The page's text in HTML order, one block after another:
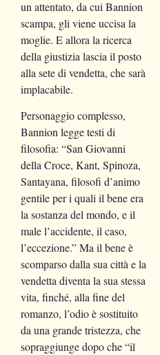
un attentato, da cui Bannion
scampa, gli viene uccisa la
moglie. E allora la ricerca
della giustizia lascia il posto
alla sete di vendetta, che sarà
implacabile.
Personaggio complesso,
Bannion legge testi di
filosofia: “San Giovanni
della Croce, Kant, Spinoza,
Santayana, filosofi d’animo
gentile per i quali il bene era
la sostanza del mondo, e il
male l’accidente, il caso,
l’eccezione.” Ma il bene è
scomparso dalla sua città e la
vendetta diventa la sua stessa
vita, finché, alla fine del
romanzo, l’odio è sostituito
da una grande tristezza, che
sopraggiunge dopo che “il